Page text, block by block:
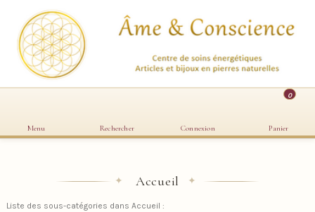
Menu Rechercher Connexion
0
Panier
✦ Accueil ✦
Liste des sous-catégories dans Accueil :